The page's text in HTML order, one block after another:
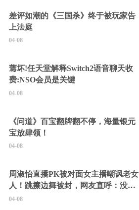
差评如潮的《三国杀》终于被玩家告
上法庭
04-08
蔫坏!任天堂解释Switch2语音聊天收
费:NSO会员是关键
04-08
《问道》百宝翻牌翻不停，海量银元
宝放肆领！
04-08
周淑怡直播PK被对面女主播嘲讽老女
人！跳擦边舞被封，网友直呼：没边
硬擦封的好！
04-08